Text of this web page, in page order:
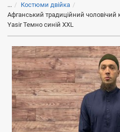
...
Костюми двійка
Афганський традиційний чоловічий
Yasir Темно синій XXL